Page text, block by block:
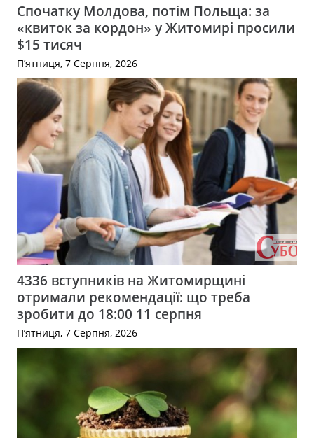
Спочатку Молдова, потім Польща: за
«квиток за кордон» у Житомирі просили
$15 тисяч
П’ятниця, 7 Серпня, 2026
4336 вступників на Житомирщині
отримали рекомендації: що треба
зробити до 18:00 11 серпня
П’ятниця, 7 Серпня, 2026